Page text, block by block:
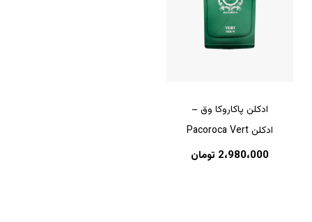
ادکلن پاکاروکا وق –
ادکلن Pacoroca Vert
2،980،000 تومان